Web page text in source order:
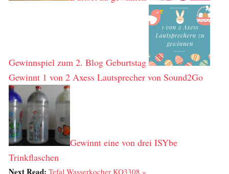
Gewinnspiel zum 2. Blog Geburtstag
Gewinnt 1 von 2 Axess Lautsprecher von Sound2Go
Gewinnt eine von drei ISYbe
Trinkflaschen
Next Read: Tefal Wasserkocher KO3308 »